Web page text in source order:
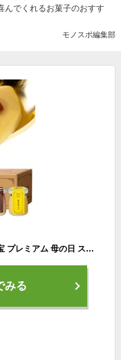
んでくれるお菓子のおすす
モノスポ編集部
【ポイント2倍】 プリン スイーツ ギフト 財宝 プレミアム 母の日 スイーツギフト ご挨拶 送料無料 6個入 詰め合わせ 抹茶 ショコラ チーズ 紅はるか きなこ 高級プリン お取り寄せ お菓子 デザート 瓶 プレゼント セット 内祝い 誕生日プレゼント
みる